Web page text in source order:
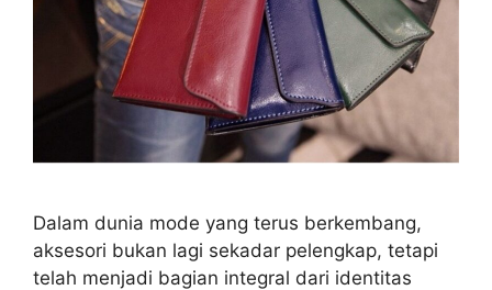
Dalam dunia mode yang terus berkembang,
aksesori bukan lagi sekadar pelengkap, tetapi
telah menjadi bagian integral dari identitas